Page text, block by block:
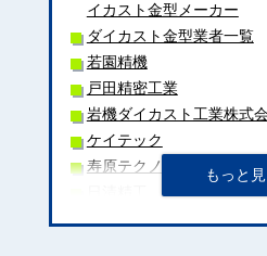
イカスト金型メーカー
ダイカスト金型業者一覧
若園精機
戸田精密工業
岩機ダイカスト工業株式
ケイテック
寿原テクノス